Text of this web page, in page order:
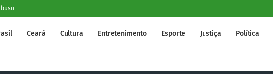
Ceará Cultura Entretenimento Esporte Justiça Política